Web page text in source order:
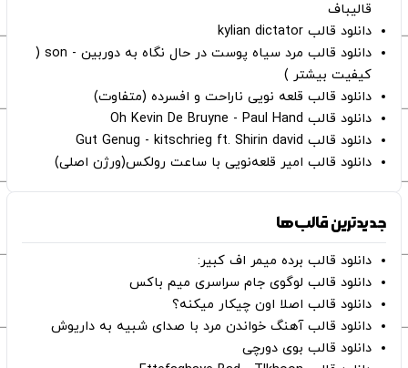
قالیباف
دانلود قالب kylian dictator
دانلود قالب مرد سیاه پوست در حال نگاه به دوربین - son (
کیفیت بیشتر )
دانلود قالب قلعه نویی ناراحت و افسرده (متفاوت)
دانلود قالب Oh Kevin De Bruyne - Paul Hand
دانلود قالب Gut Genug - kitschrieg ft. Shirin david
دانلود قالب امیر قلعه‌نویی با ساعت رولکس(ورژن اصلی)
جدیدترین قالب‌ها
دانلود قالب برده میمر اف کبیر:
دانلود قالب لوگوی جام سراسری میم باکس
دانلود قالب اصلا اون چیکار میکنه؟
دانلود قالب آهنگ خواندن مرد با صدای شبیه به داریوش
دانلود قالب بوی دورچی